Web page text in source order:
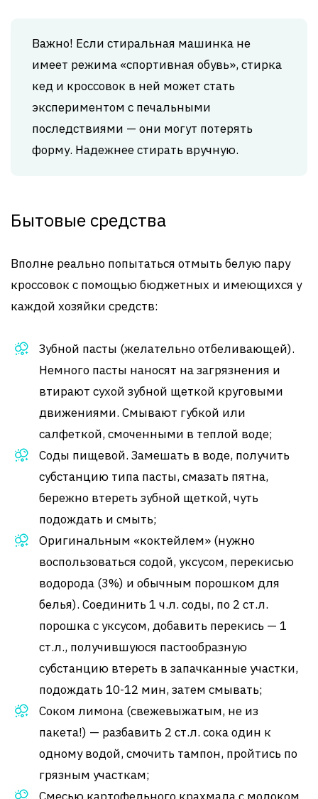
Важно! Если стиральная машинка не
имеет режима «спортивная обувь», стирка
кед и кроссовок в ней может стать
экспериментом с печальными
последствиями — они могут потерять
форму. Надежнее стирать вручную.
Бытовые средства
Вполне реально попытаться отмыть белую пару
кроссовок с помощью бюджетных и имеющихся у
каждой хозяйки средств:
Зубной пасты (желательно отбеливающей).
Немного пасты наносят на загрязнения и
втирают сухой зубной щеткой круговыми
движениями. Смывают губкой или
салфеткой, смоченными в теплой воде;
Соды пищевой. Замешать в воде, получить
субстанцию типа пасты, смазать пятна,
бережно втереть зубной щеткой, чуть
подождать и смыть;
Оригинальным «коктейлем» (нужно
воспользоваться содой, уксусом, перекисью
водорода (3%) и обычным порошком для
белья). Соединить 1 ч.л. соды, по 2 ст.л.
порошка с уксусом, добавить перекись — 1
ст.л., получившуюся пастообразную
субстанцию втереть в запачканные участки,
подождать 10-12 мин, затем смывать;
Соком лимона (свежевыжатым, не из
пакета!) — разбавить 2 ст.л. сока один к
одному водой, смочить тампон, пройтись по
грязным участкам;
Смесью картофельного крахмала с молоком